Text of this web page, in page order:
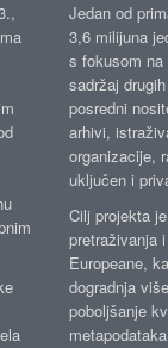
Jedan od
3,6 milijuna
s fokusom
sadržaj
posredni
arhivi,
organizacije,
uključen i
Cilj projekta
pretraživanja
Europeane,
dogradnja
poboljšanje